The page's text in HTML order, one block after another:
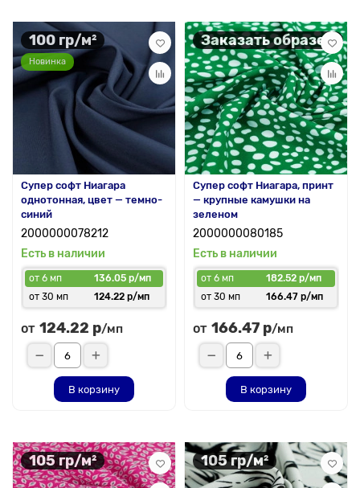
100 гр/м²
Новинка
Супер софт Ниагара
однотонная, цвет — темно-
синий
2000000078212
Есть в наличии
от 6 мп
136.05 р/мп
от 30 мп
124.22 р/мп
от 124.22 р/мп
В корзину
Заказать образец
Супер софт Ниагара, принт
— крупные камушки на
зеленом
2000000080185
Есть в наличии
от 6 мп
182.52 р/мп
от 30 мп
166.47 р/мп
от 166.47 р/мп
В корзину
105 гр/м² 105 гр/м²